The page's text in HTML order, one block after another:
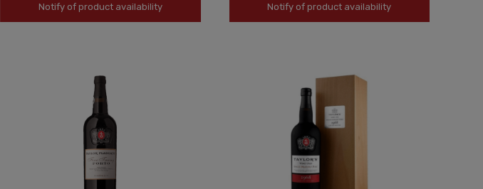
Notify of product availability Notify of product availability